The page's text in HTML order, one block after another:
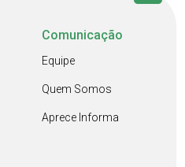
Comunicação
Equipe
Quem Somos
Aprece Informa